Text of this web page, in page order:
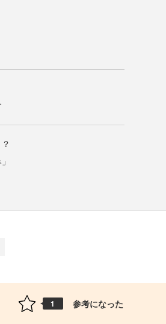
1 参考になった